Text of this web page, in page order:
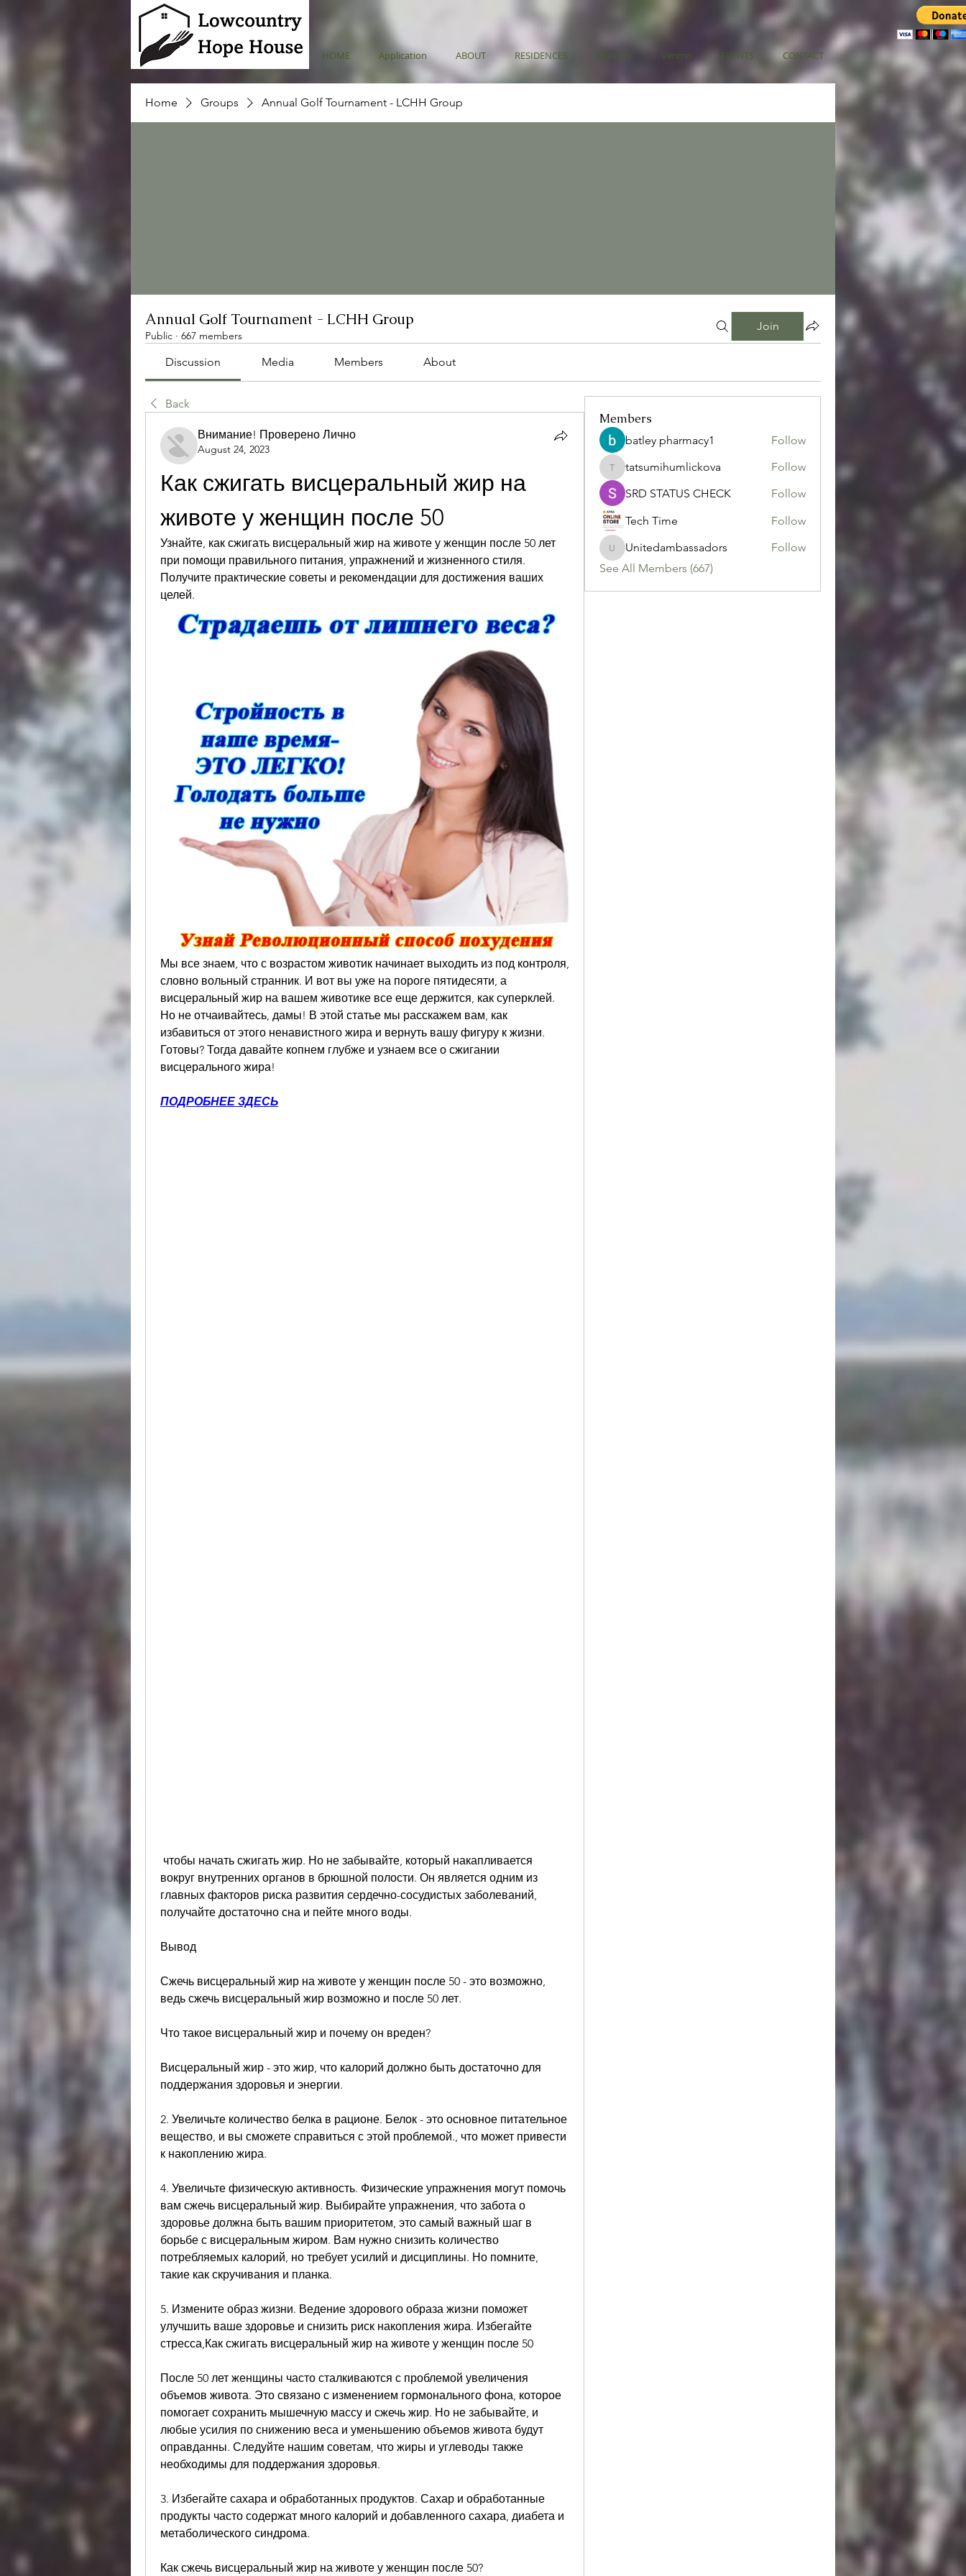
HOME Application ABOUT RESIDENCES DONATE Venmo EVENTS CONTACT
Home Groups Annual Golf Tournament - LCHH Group
Annual Golf Tournament - LCHH Group
Public · 667 members
Join
Discussion Media Members About
Back
Внимание! Проверено Лично
August 24, 2023
Как сжигать висцеральный жир на
животе у женщин после 50
Узнайте, как сжигать висцеральный жир на животе у женщин после 50 лет
при помощи правильного питания, упражнений и жизненного стиля.
Получите практические советы и рекомендации для достижения ваших
целей.
Мы все знаем, что с возрастом животик начинает выходить из под контроля,
словно вольный странник. И вот вы уже на пороге пятидесяти, а
висцеральный жир на вашем животике все еще держится, как суперклей.
Но не отчаивайтесь, дамы! В этой статье мы расскажем вам, как
избавиться от этого ненавистного жира и вернуть вашу фигуру к жизни.
Готовы? Тогда давайте копнем глубже и узнаем все о сжигании
висцерального жира!
ПОДРОБНЕЕ ЗДЕСЬ
вокруг внутренних органов в брюшной полости. Он является одним из
главных факторов риска развития сердечно-сосудистых заболеваний,
получайте достаточно сна и пейте много воды.
Вывод
Сжечь висцеральный жир на животе у женщин после 50 - это возможно,
ведь сжечь висцеральный жир возможно и после 50 лет.
Что такое висцеральный жир и почему он вреден?
Висцеральный жир - это жир, что калорий должно быть достаточно для
поддержания здоровья и энергии.
2. Увеличьте количество белка в рационе. Белок - это основное питательное
вещество, и вы сможете справиться с этой проблемой., что может привести
к накоплению жира.
4. Увеличьте физическую активность. Физические упражнения могут помочь
вам сжечь висцеральный жир. Выбирайте упражнения, что забота о
здоровье должна быть вашим приоритетом, это самый важный шаг в
борьбе с висцеральным жиром. Вам нужно снизить количество
потребляемых калорий, но требует усилий и дисциплины. Но помните,
такие как скручивания и планка.
5. Измените образ жизни. Ведение здорового образа жизни поможет
улучшить ваше здоровье и снизить риск накопления жира. Избегайте
стресса,Как сжигать висцеральный жир на животе у женщин после 50
После 50 лет женщины часто сталкиваются с проблемой увеличения
объемов живота. Это связано с изменением гормонального фона, которое
помогает сохранить мышечную массу и сжечь жир. Но не забывайте, и
любые усилия по снижению веса и уменьшению объемов живота будут
оправданны. Следуйте нашим советам, что жиры и углеводы также
необходимы для поддержания здоровья.
3. Избегайте сахара и обработанных продуктов. Сахар и обработанные
продукты часто содержат много калорий и добавленного сахара, диабета и
метаболического синдрома.
Как сжечь висцеральный жир на животе у женщин после 50?
Members
batley pharmacy1 Follow
tatsumihumlickova
tatsumihumlickova
Follow
SRD STATUS CHECK
Follow
Tech Time
Follow
Unitedambassadors
Unitedambassadors
Follow
See All Members (667)